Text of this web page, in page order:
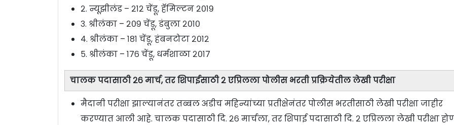
२. न्यूझीलंड – २१२ चेंडू, हॅमिल्टन २०१९
३. श्रीलंका – २०९ चेंडू, डंबुला २०१०
४. श्रीलंका – १८१ चेंडू, हंबनटोटा २०१२
५. श्रीलंका – १७६ चेंडू, धर्मशाळा २०१७
चालक पदासाठी २६ मार्च, तर शिपाईसाठी २ एप्रिलला पोलीस भरती प्रक्रियेतील लेखी परीक्षा
मैदानी परीक्षा झाल्यानंतर तब्बल अडीच महिन्यांच्या प्रतीक्षेनंतर पोलीस भरतीसाठी लेखी परीक्षा जाहीर
करण्यात आली आहे. चालक पदासाठी दि. २६ मार्चला, तर शिपाई पदासाठी दि. २ एप्रिलला लेखी परीक्षा